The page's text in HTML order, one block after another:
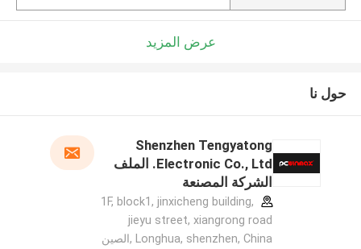
عرض المزيد
حول نا
Shenzhen Tengyatong
Electronic Co., Ltd. الملف
الشركة المصنعة
1F, block1, jinxicheng building,
jieyu street, xiangrong road
Longhua, shenzhen, China ,الصين